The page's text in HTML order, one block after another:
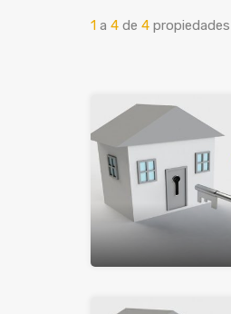
1 a 4 de 4 propiedades